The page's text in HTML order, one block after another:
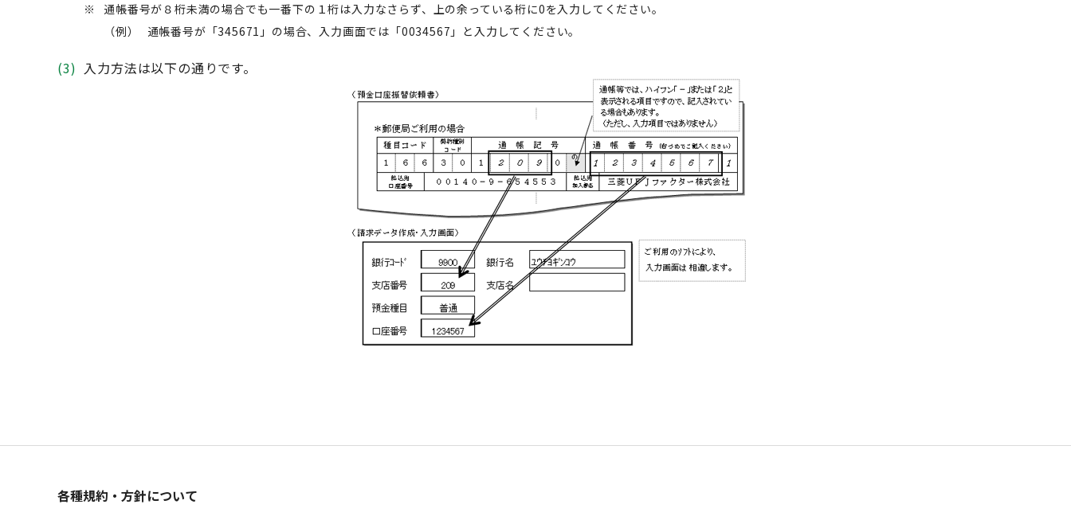
※
通帳番号が８桁未満の場合でも一番下の１桁は入力なさらず、上の余っている桁に0を入力してください。
（例）
通帳番号が「345671」の場合、入力画面では「0034567」と入力してください。
(3) 入力方法は以下の通りです。
各種規約・方針について